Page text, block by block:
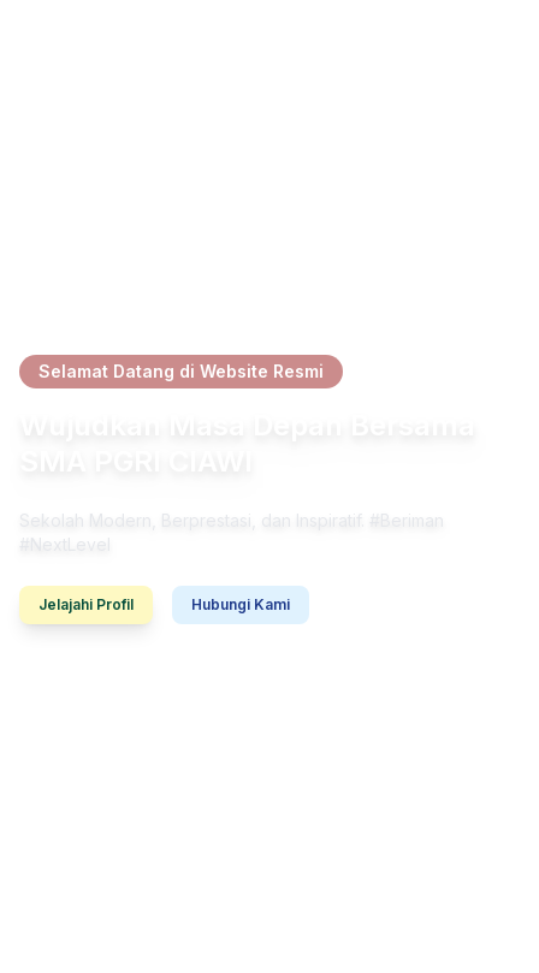
Selamat Datang di Website Resmi
Sekolah Modern, Berprestasi, dan Inspiratif. #Beriman
#NextLevel
Jelajahi Profil Hubungi Kami